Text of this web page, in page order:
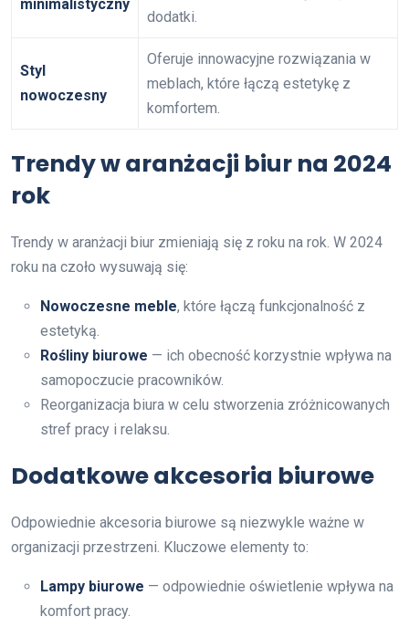
minimalistyczny
dodatki.
Styl
nowoczesny
Oferuje innowacyjne rozwiązania w
meblach, które łączą estetykę z
komfortem.
Trendy w aranżacji biur na 2024
rok
Trendy w aranżacji biur zmieniają się z roku na rok. W 2024
roku na czoło wysuwają się:
Nowoczesne meble, które łączą funkcjonalność z
estetyką.
Rośliny biurowe — ich obecność korzystnie wpływa na
samopoczucie pracowników.
Reorganizacja biura w celu stworzenia zróżnicowanych
stref pracy i relaksu.
Dodatkowe akcesoria biurowe
Odpowiednie akcesoria biurowe są niezwykle ważne w
organizacji przestrzeni. Kluczowe elementy to:
Lampy biurowe — odpowiednie oświetlenie wpływa na
komfort pracy.